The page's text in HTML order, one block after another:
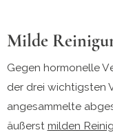
Milde
Gegen hormonelle
der drei wichtigsten
angesammelte
äußerst milden